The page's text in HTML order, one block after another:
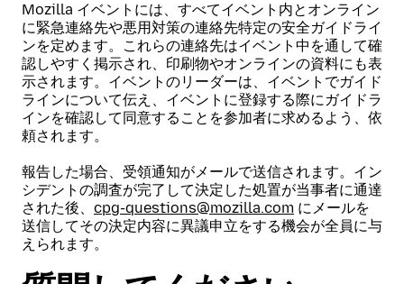
Mozilla イベントには、すべてイベント内とオンライン
に緊急連絡先や悪用対策の連絡先特定の安全ガイドライ
ンを定めます。これらの連絡先はイベント中を通して確
認しやすく掲示され、印刷物やオンラインの資料にも表
示されます。イベントのリーダーは、イベントでガイド
ラインについて伝え、イベントに登録する際にガイドラ
インを確認して同意することを参加者に求めるよう、依
頼されます。
報告した場合、受領通知がメールで送信されます。イン
シデントの調査が完了して決定した処置が当事者に通達
された後、 cpg-questions@mozilla.com にメールを
送信してその決定内容に異議申立をする機会が全員に与
えられます。